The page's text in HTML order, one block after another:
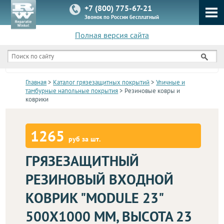
+7 (800) 775-67-21
Звонок по России бесплатный
Полная версия сайта
КАТАЛОГ
Главная> Каталог грязезащитных покрытий >Уличные и
тамбурные напольные покрытия> Резиновые ковры и
коврики
1265руб за шт.
ГРЯЗЕЗАЩИТНЫЙ
РЕЗИНОВЫЙ ВХОДНОЙ
КОВРИК "MODULE 23"
500X1000 ММ, ВЫСОТА 23